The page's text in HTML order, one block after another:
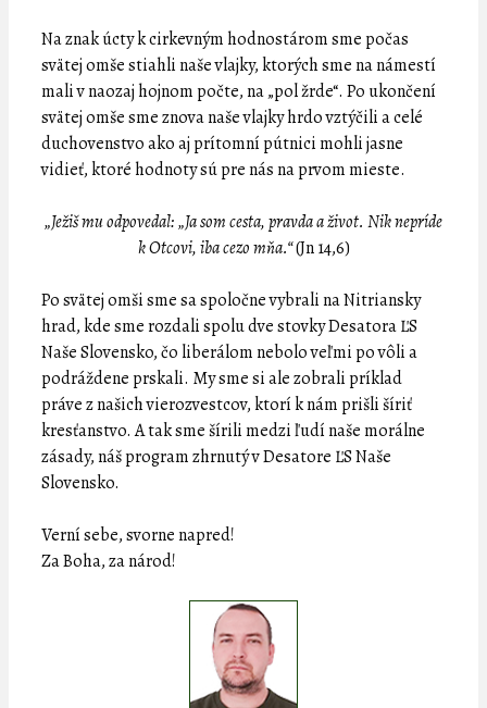
Na znak úcty k cirkevným hodnostárom sme počas
svätej omše stiahli naše vlajky, ktorých sme na námestí
mali v naozaj hojnom počte, na „pol žrde“. Po ukončení
svätej omše sme znova naše vlajky hrdo vztýčili a celé
duchovenstvo ako aj prítomní pútnici mohli jasne
vidieť, ktoré hodnoty sú pre nás na prvom mieste.
„Ježiš mu odpovedal: „Ja som cesta, pravda a život. Nik nepríde
k Otcovi, iba cezo mňa.“(Jn 14,6)
Po svätej omši sme sa spoločne vybrali na Nitriansky
hrad, kde sme rozdali spolu dve stovky Desatora ĽS
Naše Slovensko, čo liberálom nebolo veľmi po vôli a
podráždene prskali. My sme si ale zobrali príklad
práve z našich vierozvestcov, ktorí k nám prišli šíriť
kresťanstvo. A tak sme šírili medzi ľudí naše morálne
zásady, náš program zhrnutý v Desatore ĽS Naše
Slovensko.
Verní sebe, svorne napred!
Za Boha, za národ!